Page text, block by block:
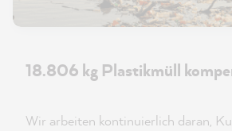
18.806 kg Plastikmüll
Wir arbeiten kontinuierlich daran,